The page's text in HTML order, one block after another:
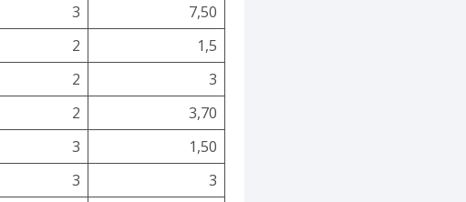
3
7,50
2
1,5
2
3
2
3,70
3
1,50
3
3